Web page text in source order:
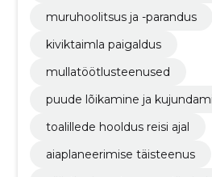
muruhoolitsus ja -parandus
kiviktaimla paigaldus
mullatöötlusteenused
puude lõikamine ja
toalillede hooldus reisi ajal
aiaplaneerimise täisteenus